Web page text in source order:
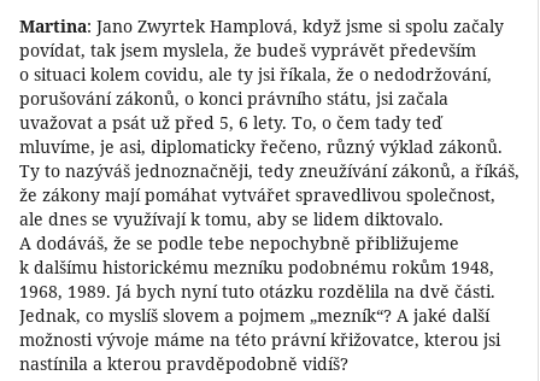
Martina: Jano Zwyrtek Hamplová, když jsme si spolu začaly
povídat, tak jsem myslela, že budeš vyprávět především
o situaci kolem covidu, ale ty jsi říkala, že o nedodržování,
porušování zákonů, o konci právního státu, jsi začala
uvažovat a psát už před 5, 6 lety. To, o čem tady teď
mluvíme, je asi, diplomaticky řečeno, různý výklad zákonů.
Ty to nazýváš jednoznačněji, tedy zneužívání zákonů, a říkáš,
že zákony mají pomáhat vytvářet spravedlivou společnost,
ale dnes se využívají k tomu, aby se lidem diktovalo.
A dodáváš, že se podle tebe nepochybně přibližujeme
k dalšímu historickému mezníku podobnému rokům 1948,
1968, 1989. Já bych nyní tuto otázku rozdělila na dvě části.
Jednak, co myslíš slovem a pojmem „mezník“? A jaké další
možnosti vývoje máme na této právní křižovatce, kterou jsi
nastínila a kterou pravděpodobně vidíš?